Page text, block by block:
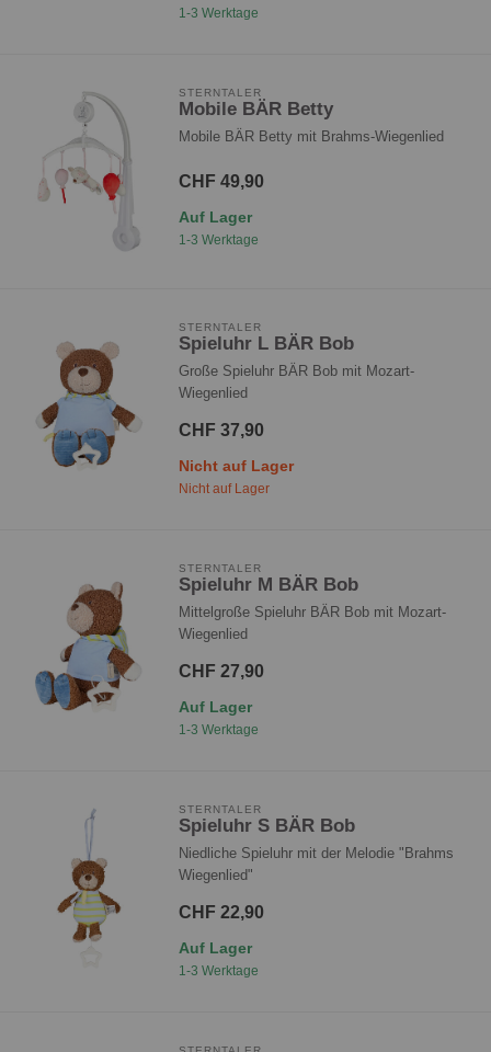
1-3 Werktage
STERNTALER
Mobile BÄR Betty
Mobile BÄR Betty mit Brahms-Wiegenlied
CHF 49,90
Auf Lager
1-3 Werktage
STERNTALER
Spieluhr L BÄR Bob
Große Spieluhr BÄR Bob mit Mozart-
Wiegenlied
CHF 37,90
Nicht auf Lager
Nicht auf Lager
STERNTALER
Spieluhr M BÄR Bob
Mittelgroße Spieluhr BÄR Bob mit Mozart-
Wiegenlied
CHF 27,90
Auf Lager
1-3 Werktage
STERNTALER
Spieluhr S BÄR Bob
Niedliche Spieluhr mit der Melodie "Brahms
Wiegenlied"
CHF 22,90
Auf Lager
1-3 Werktage